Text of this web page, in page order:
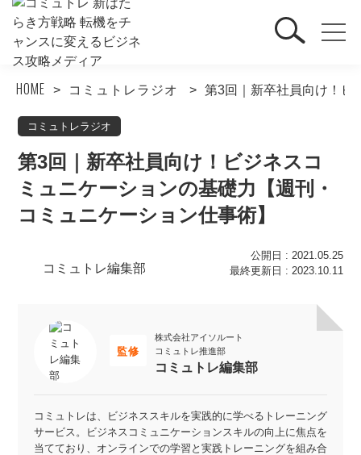
HOME コミュトレラジオ 第3回｜新卒社員向け！ビ
コミュトレラジオ
第3回｜新卒社員向け！ビジネスコ
ミュニケーションの基礎力【週刊・
コミュニケーション仕事術】
コミュトレ編集部
公開日 : 2021.05.25
最終更新日 : 2023.10.11
監修
株式会社アイソルート
コミュトレ推進部
コミュトレ編集部
コミュトレは、ビジネススキルを実践的に学べるトレーニング
サービス。ビジネスコミュニケーションスキルの向上に焦点を
当てており、オンラインでの学習と実践トレーニングを組み合